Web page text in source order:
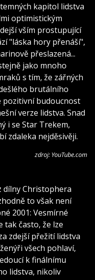
kapitol lidstva
optimistickým
vším prostupující
"láska hory přenáší",
přeslazená...
jako mnoho
s tím, že zářných
brutálního
pozitivní budoucnost
verze lidstva. Snad
i se Star Trekem,
zdaleka nejděsivěji.
zdroj: YouTube.com
dílny Christophera
to však není
2001: Vesmírné
často, že lze
zdejší přežití lidstva
všech pohlaví,
k finálnímu
lidstva, nikoliv